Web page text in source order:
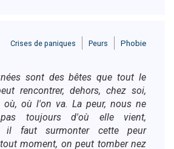
Crises de paniques Peurs Phobie
sont des bêtes que tout le
rencontrer, dehors, chez soi,
où, où l'on va. La peur, nous ne
toujours d'où elle vient,
il faut surmonter cette peur
moment, on peut tomber nez